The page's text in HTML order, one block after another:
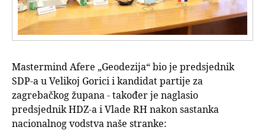
Mastermind Afere „Geodezija“ bio je predsjednik
SDP-a u Velikoj Gorici i kandidat partije za
zagrebačkog župana - također je naglasio
predsjednik HDZ-a i Vlade RH nakon sastanka
nacionalnog vodstva naše stranke: